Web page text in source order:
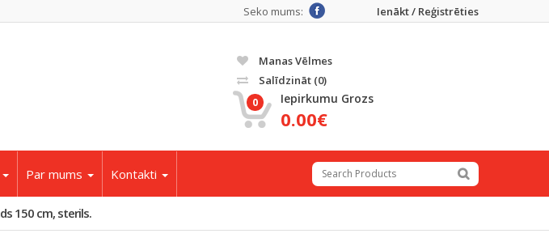
Ienākt / Reģistrēties
Seko mums:
Manas Vēlmes
Salīdzināt (0)
0 Iepirkumu Grozs
0.00€
Par mums Kontakti
150 cm, sterils.